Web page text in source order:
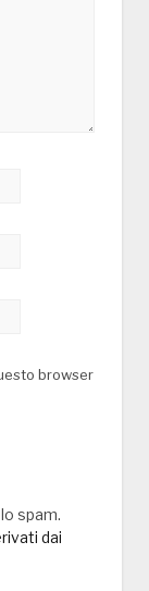
browser
spam.
dai